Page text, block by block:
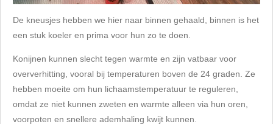
De kneusjes hebben we hier naar binnen gehaald, binnen is het
een stuk koeler en prima voor hun zo te doen.
Konijnen kunnen slecht tegen warmte en zijn vatbaar voor
oververhitting, vooral bij temperaturen boven de 24 graden. Ze
hebben moeite om hun lichaamstemperatuur te reguleren,
omdat ze niet kunnen zweten en warmte alleen via hun oren,
voorpoten en snellere ademhaling kwijt kunnen.